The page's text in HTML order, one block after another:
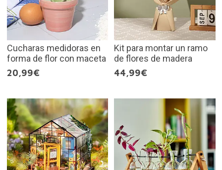
Cucharas medidoras en
forma de flor con maceta
20,99€
Kit para montar un ramo
de flores de madera
44,99€